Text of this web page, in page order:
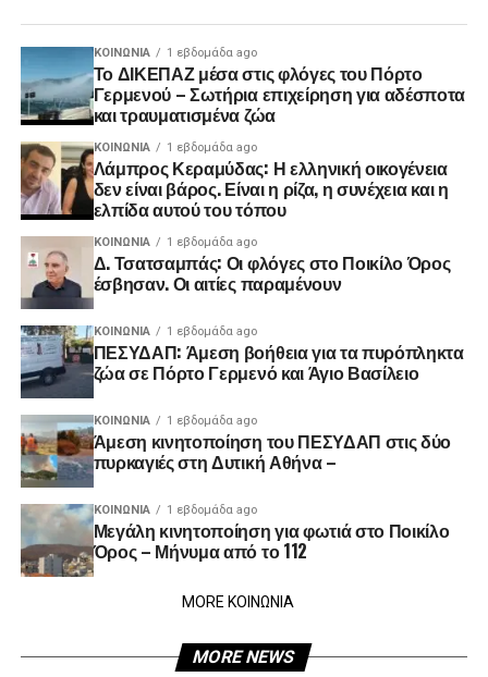
ΚΟΙΝΩΝΊΑ 1 εβδομάδα ago
Το ΔΙΚΕΠΑΖ μέσα στις φλόγες του Πόρτο
Γερμενού – Σωτήρια επιχείρηση για αδέσποτα
και τραυματισμένα ζώα
ΚΟΙΝΩΝΊΑ 1 εβδομάδα ago
Λάμπρος Κεραμύδας: Η ελληνική οικογένεια
δεν είναι βάρος. Είναι η ρίζα, η συνέχεια και η
ελπίδα αυτού του τόπου
ΚΟΙΝΩΝΊΑ 1 εβδομάδα ago
Δ. Τσατσαμπάς: Οι φλόγες στο Ποικίλο Όρος
έσβησαν. Οι αιτίες παραμένουν
ΚΟΙΝΩΝΊΑ 1 εβδομάδα ago
ΠΕΣΥΔΑΠ: Άμεση βοήθεια για τα πυρόπληκτα
ζώα σε Πόρτο Γερμενό και Άγιο Βασίλειο
ΚΟΙΝΩΝΊΑ 1 εβδομάδα ago
Άμεση κινητοποίηση του ΠΕΣΥΔΑΠ στις δύο
πυρκαγιές στη Δυτική Αθήνα –
ΚΟΙΝΩΝΊΑ 1 εβδομάδα ago
Μεγάλη κινητοποίηση για φωτιά στο Ποικίλο
Όρος – Μήνυμα από το 112
MORE ΚΟΙΝΩΝΙΑ
MORE NEWS